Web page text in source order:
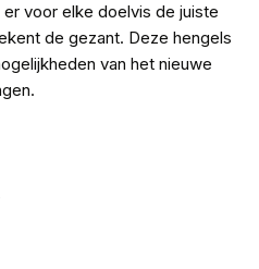
voor elke doelvis de juiste
de gezant. Deze hengels
van het nieuwe